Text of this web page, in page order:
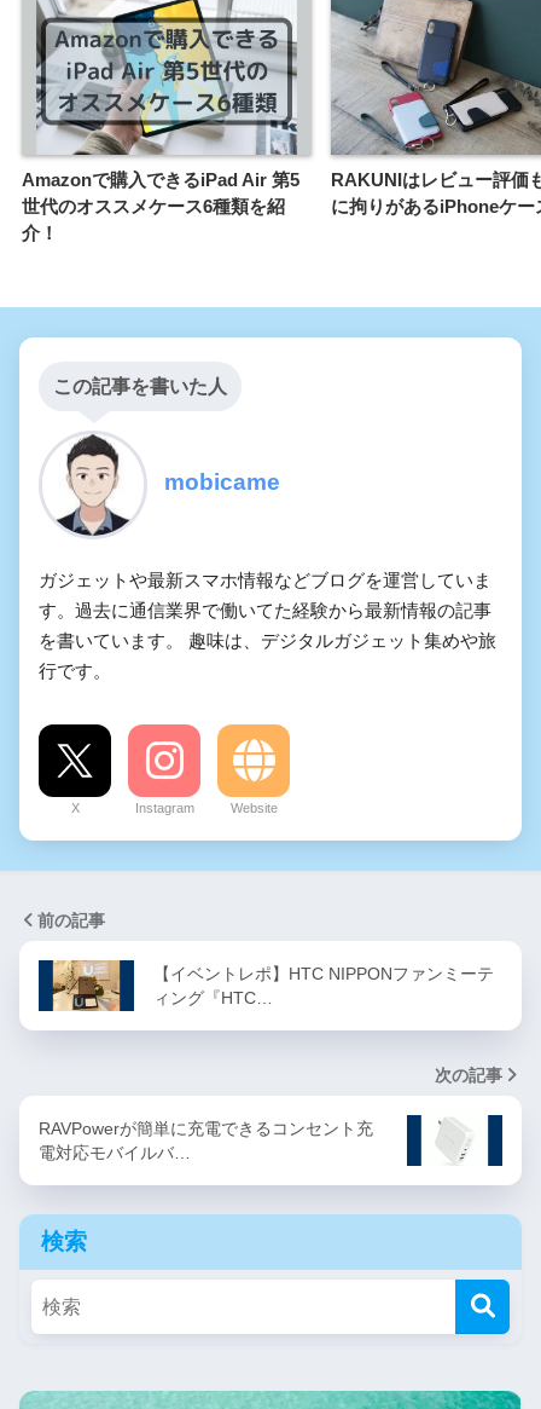
Amazonで購入できるiPad Air 第5
世代のオススメケース6種類を紹
介！
RAKUNIはレビュー評価
に拘りがあるiPhoneケー
この記事を書いた人
mobicame
ガジェットや最新スマホ情報などブログを運営していま
す。過去に通信業界で働いてた経験から最新情報の記事
を書いています。 趣味は、デジタルガジェット集めや旅
行です。
X Instagram Website
前の記事
【イベントレポ】HTC NIPPONファンミーテ
ィング『HTC…
次の記事
RAVPowerが簡単に充電できるコンセント充
電対応モバイルバ…
検索